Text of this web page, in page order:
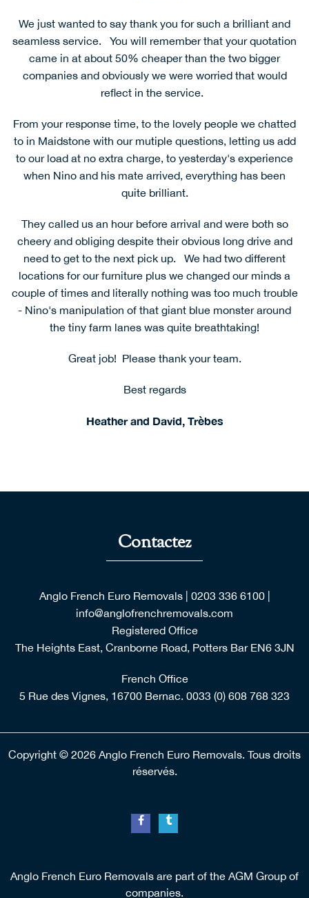
We just wanted to say thank you for such a brilliant and
seamless service. You will remember that your quotation
came in at about 50% cheaper than the two bigger
companies and obviously we were worried that would
reflect in the service.
From your response time, to the lovely people we chatted
to in Maidstone with our mutiple questions, letting us add
to our load at no extra charge, to yesterday's experience
when Nino and his mate arrived, everything has been
quite brilliant.
They called us an hour before arrival and were both so
cheery and obliging despite their obvious long drive and
need to get to the next pick up. We had two different
locations for our furniture plus we changed our minds a
couple of times and literally nothing was too much trouble
- Nino's manipulation of that giant blue monster around
the tiny farm lanes was quite breathtaking!
Great job! Please thank your team.
Best regards
Heather and David, Trèbes
Doing some tidying up of my paperwork/e mails, I realize
that I never wrote to thank your staff for the excellent
service. Not to mention your good liaison prior to moving
day!
The men kept in touch by phone during the day. When
they arrived, the van would not fit past the trees at the end
of the track. The first thing we knew, two men were
coming up the track, one carrying the armchair, the other
with a sofa on a dolly. My partner was able to help with
complaint or comments that we should have trimmed
branches, etc.
They were pushed for time and wouldn't stop for a cuppa.
Please extend them our very belated thanks and
congratulations on having such a service orientated
Registered Office
The Heights East, Cranborne Road, Potters Bar EN6 3JN
French Office
5 Rue des Vignes, 16700 Bernac.
0033 (0) 608 768 323
réservés.
Anglo French Euro Removals are part of the AGM Group of